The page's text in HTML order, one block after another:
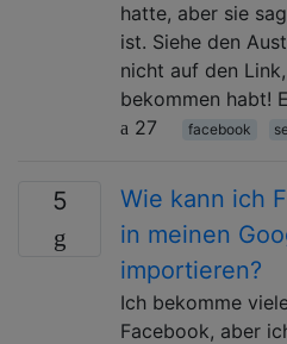
hatte, aber sie
ist. Siehe den
nicht auf den
bekommen habt!
27
facebook
5
Wie kann ich
in meinen
importieren?
Ich bekomme
Facebook, aber